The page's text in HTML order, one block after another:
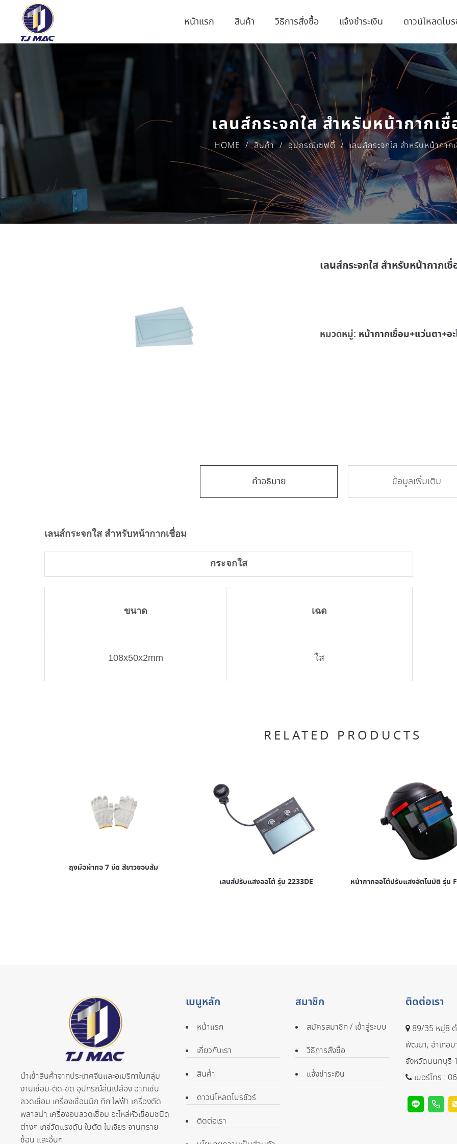
หน้าแรก สินค้า วิธีการสั่งซื้อ แจ้งชำระเงิน ดาวน์โหลดโบ
เลนส์กระจกใส สำหรับหน้ากากเ
HOME / สินค้า / อุปกรณ์เซฟตี้ / เลนส์กระจกใส สำหรับหน้ากาก
เลนส์กระจกใส สำหรับหน้ากากเ
หมวดหมู่: หน้ากากเชื่อม+แว่นตา+อะ
คำอธิบาย ข้อมูลเพิ่มเติม
เลนส์กระจกใส สำหรับหน้ากากเชื่อม
กระจกใส
ขนาด เฉด
108x50x2mm ใส
RELATED PRODUCTS
ถุงมือผ้าทอ 7 ขีด สีขาวขอบส้ม
เลนส์ปรับแสงออโต้ รุ่น 2233DE
หน้ากากออโต้ปรับแสงอัตโนมัติ รุ่น
นำเข้าสินค้าจากประเทศจีนและอเมริกาในกลุ่ม
งานเชื่อม-ตัด-ขัด อุปกรณ์สิ้นเปลือง อาทิเช่น
ลวดเชื่อม เครื่องเชื่อมมิก ทิก ไฟฟ้า เครื่องตัด
พลาสม่า เครื่องอบลวดเชื่อม อะไหล่หัวเชื่อมชนิด
ต่างๆ เกจ์วัดแรงดัน ใบตัด ใบเจียร จานทราย
ซ้อน และอื่นๆ
เมนูหลัก
หน้าแรก
เกี่ยวกับเรา
สินค้า
ดาวน์โหลดโบรชัวร์
ติดต่อเรา
สมาชิก
สมัครสมาชิก / เข้าสู่ระบบ
วิธีการสั่งซื้อ
แจ้งชำระเงิน
ติดต่อเรา
89/35 หมู่8 ต
พัฒนา, อำเภอ
จังหวัดนนทบุรี
เบอร์โทร :